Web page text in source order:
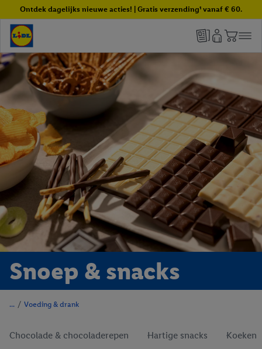
Ontdek dagelijks nieuwe acties! | Gratis verzending¹ vanaf € 60.
Snoep & snacks
/ Voeding & drank
Chocolade & chocoladerepen Hartige snacks Koeken